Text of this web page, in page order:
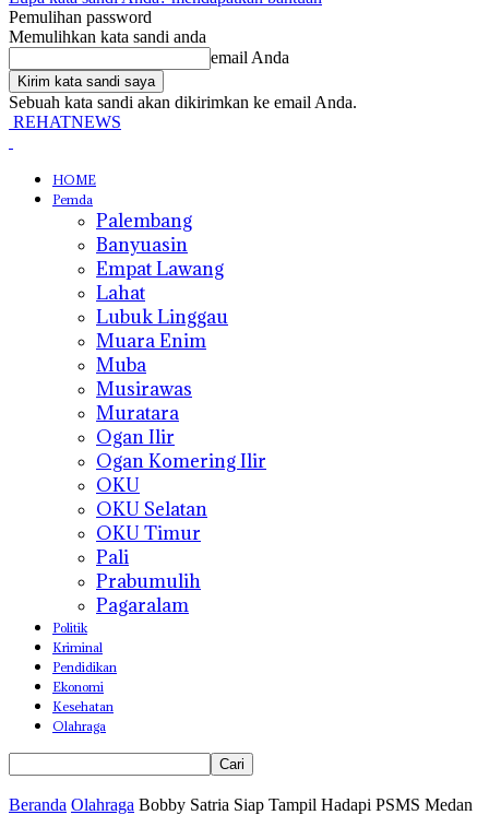
Pemulihan password
Memulihkan kata sandi anda
email Anda
Sebuah kata sandi akan dikirimkan ke email Anda.
REHATNEWS
HOME
Pemda
Palembang
Banyuasin
Empat Lawang
Lahat
Lubuk Linggau
Muara Enim
Muba
Musirawas
Muratara
Ogan Ilir
Ogan Komering Ilir
OKU
OKU Selatan
OKU Timur
Pali
Prabumulih
Pagaralam
Politik
Kriminal
Pendidikan
Ekonomi
Kesehatan
Olahraga
Beranda Olahraga Bobby Satria Siap Tampil Hadapi PSMS Medan